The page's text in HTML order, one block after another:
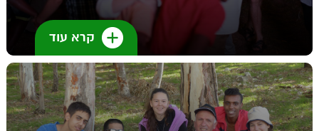
קרא עוד